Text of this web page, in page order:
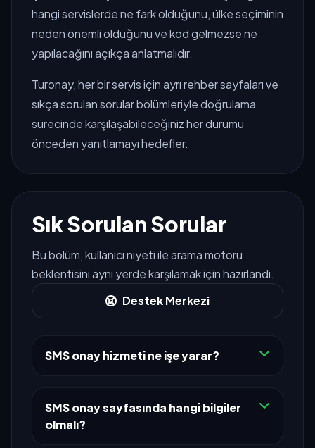
hangi servislerde ne fark olduğunu, ülke seçiminin
neden önemli olduğunu ve kod gelmezse ne
yapılacağını açıkça anlatmalıdır.
Turonay, her bir servis için ayrı rehber sayfaları ve
sıkça sorulan sorular bölümleriyle doğrulama
sürecinde karşılaşabileceğiniz her durumu
önceden yanıtlamayı hedefler.
Sık Sorulan Sorular
Bu bölüm, kullanıcı niyeti ile arama motoru
beklentisini aynı yerde karşılamak için hazırlandı.
Destek Merkezi
SMS onay hizmeti ne işe yarar?
SMS onay sayfasında hangi bilgiler
olmalı?